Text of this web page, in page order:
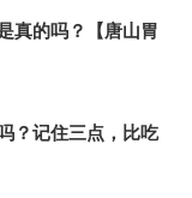
真的吗？【唐山胃
？记住三点，比吃